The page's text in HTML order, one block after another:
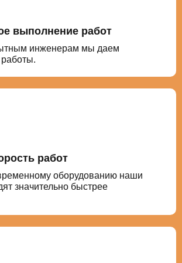
выполнение работ
инженерам мы даем
работ
оборудованию наши
значительно быстрее